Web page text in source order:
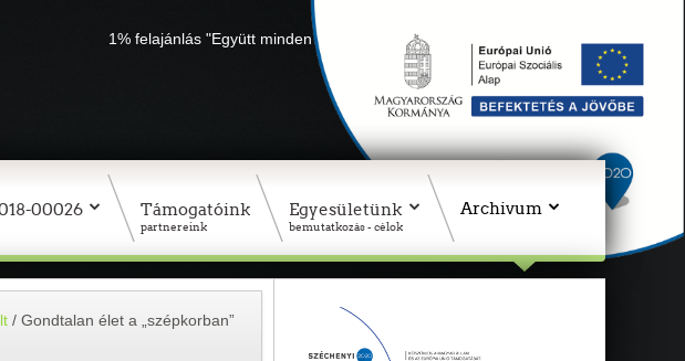
1% felajánlás "Együtt minden sikerül" Adószámunk: 18311927-1-02
00026 Támogatóink
partnereink
Egyesületünk
bemutatkozás - célok
Archivum
/ Gondtalan élet a „szépkorban”